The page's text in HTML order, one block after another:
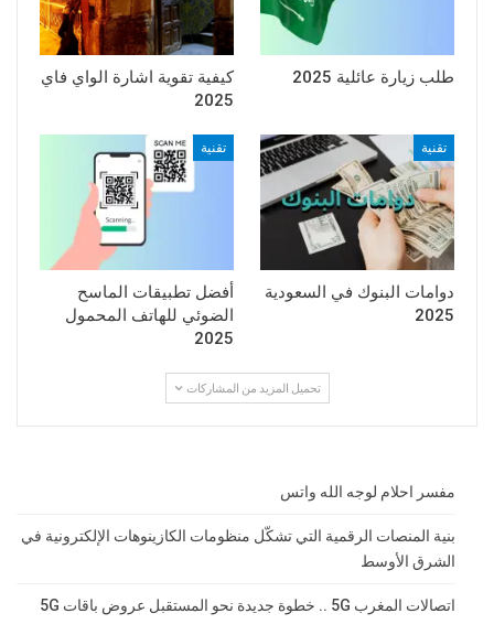
طلب زيارة عائلية 2025
كيفية تقوية اشارة الواي فاي
2025
تقنية
دوامات البنوك في السعودية
2025
تقنية
أفضل تطبيقات الماسح
الضوئي للهاتف المحمول
2025
تحميل المزيد من المشاركات
مفسر احلام لوجه الله واتس
بنية المنصات الرقمية التي تشكّل منظومات الكازينوهات الإلكترونية في
الشرق الأوسط
اتصالات المغرب 5G .. خطوة جديدة نحو المستقبل عروض باقات 5G